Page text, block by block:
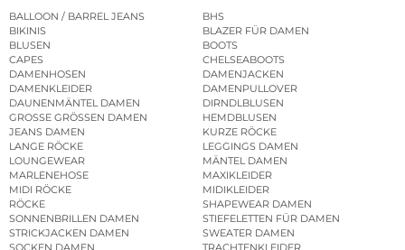
BALLOON / BARREL JEANS
BHS
BIKINIS
BLAZER FÜR DAMEN
BLUSEN
BOOTS
CAPES
CHELSEABOOTS
DAMENHOSEN
DAMENJACKEN
DAMENKLEIDER
DAMENPULLOVER
DAUNENMÄNTEL DAMEN
DIRNDLBLUSEN
GROSSE GRÖSSEN DAMEN
HEMDBLUSEN
JEANS DAMEN
KURZE RÖCKE
LANGE RÖCKE
LEGGINGS DAMEN
LOUNGEWEAR
MÄNTEL DAMEN
MARLENEHOSE
MAXIKLEIDER
MIDI RÖCKE
MIDIKLEIDER
RÖCKE
SHAPEWEAR DAMEN
SONNENBRILLEN DAMEN
STIEFELETTEN FÜR DAMEN
STRICKJACKEN DAMEN
SWEATER DAMEN